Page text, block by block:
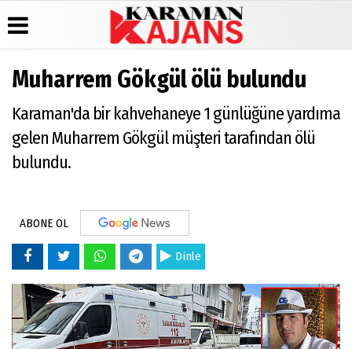
Haber
Arşivi
Günün
Haberleri
Durumu
Gazete
Manşetleri
Yazarları
Video
Galeri
İletişim
Çerez
Muharrem Gökgül ölü bulundu
Karaman'da bir kahvehaneye 1 günlüğüne yardıma
gelen Muharrem Gökgül müşteri tarafından ölü
bulundu.
ABONE OL
Dinle